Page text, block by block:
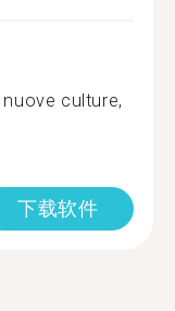
culture,
下载软件